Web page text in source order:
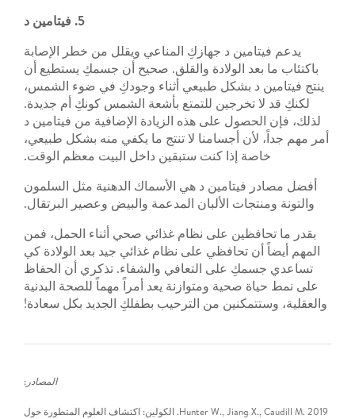
5. فيتامين د
يدعم فيتامين د جهازكِ المناعي ويقلل من خطر الإصابة
باكتئاب ما بعد الولادة والقلق. صحيح أن جسمكِ يستطيع أن
ينتج فيتامين د بشكل طبيعي أثناء وجودكِ في ضوء الشمس،
لكنكِ قد لا تخرجين للتمتع بأشعة الشمس كونكِ أم جديدة.
لذلك، فإن الحصول على هذه الزيادة الإضافية من فيتامين د
أمر مهم جداً، لأن أجسامنا لا تنتج ما يكفي منه بشكل طبيعي،
خاصة إذا كنت ستبقين داخل البيت معظم الوقت.
أفضل مصادر فيتامين د هي الأسماك الدهنية مثل السلمون
والتونة ومنتجات الألبان المدعمة والبيض وعصير البرتقال.
بقدر ما تحافظين على نظام غذائي صحي أثناء الحمل، فمن
المهم أيضاً أن تحافظي على نظام غذائي جيد بعد الولادة كي
تساعدي جسمكِ على التعافي والشفاء. تذكري أن الحفاظ
على نمط حياة صحية ومتوازنة يعد أمراً مهماً للصحة البدنية
والعقلية، وستتمكنين من الترحيب بطفلكِ الجديد بكل سعادة!
المصادر :
Hunter W., Jiang X., Caudill M. 2019. الكولين: اكتشاف العلوم المتطورة حول